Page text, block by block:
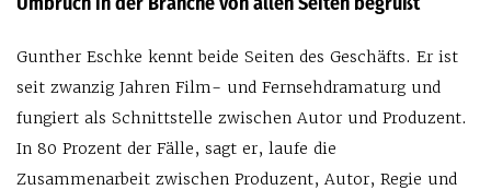
Gunther Eschke kennt beide Seiten des Geschäfts. Er ist
seit zwanzig Jahren Film- und Fernsehdramaturg und
fungiert als Schnittstelle zwischen Autor und Produzent.
In 80 Prozent der Fälle, sagt er, laufe die
Zusammenarbeit zwischen Produzent, Autor, Regie und